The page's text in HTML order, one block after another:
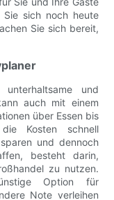
Sie sich noch heute
Sie sich bereit,
und
auch mit einem
über Essen bis
Kosten schnell
und dennoch
besteht darin,
zu nutzen.
Option für
Note verleihen